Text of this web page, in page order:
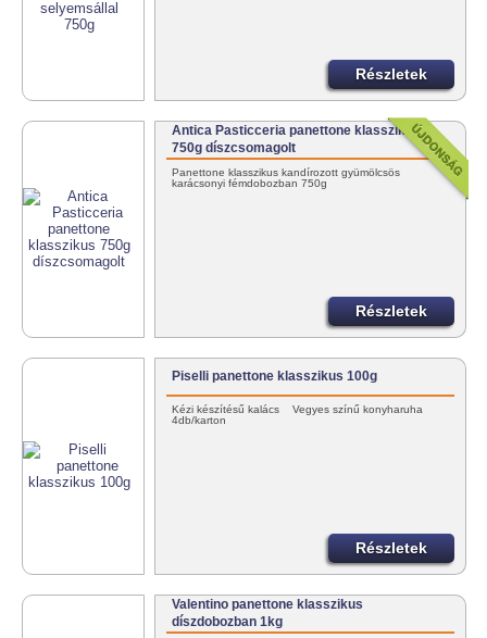
Részletek
Antica Pasticceria panettone klasszikus
750g díszcsomagolt
Panettone klasszikus kandírozott gyümölcsös
karácsonyi fémdobozban 750g
Részletek
Piselli panettone klasszikus 100g
Kézi készítésű kalács Vegyes színű konyharuha
4db/karton
Részletek
Valentino panettone klasszikus
díszdobozban 1kg